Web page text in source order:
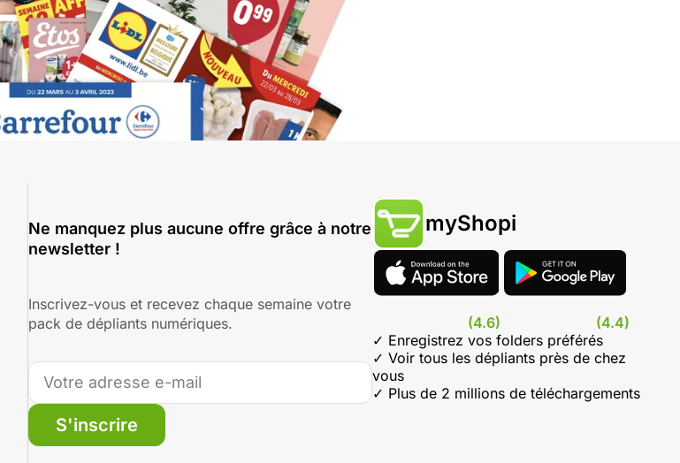
Ne manquez plus aucune offre grâce à notre
newsletter !
Inscrivez-vous et recevez chaque semaine votre
pack de dépliants numériques.
S'inscrire
myShopi
(4.6)
(4.4)
✓ Enregistrez vos folders préférés
✓ Voir tous les dépliants près de chez
vous
✓ Plus de 2 millions de téléchargements